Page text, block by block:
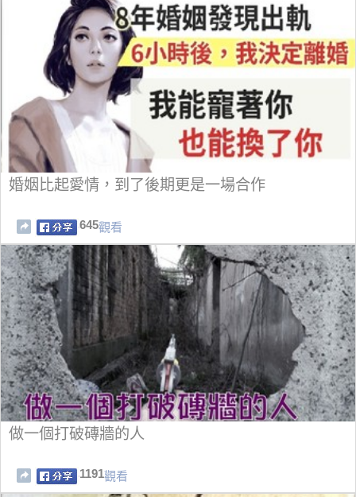
婚姻比起愛情，到了後期更是一場合作
645觀看
做一個打破磚牆的人
1191觀看